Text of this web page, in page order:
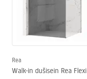
Minimaalne kõrgus
Maksimaalne kõrgus
Rõhu reguleerimine
Anti-Calc süsteem
Rea
Walk-in dušisein Rea Flexi